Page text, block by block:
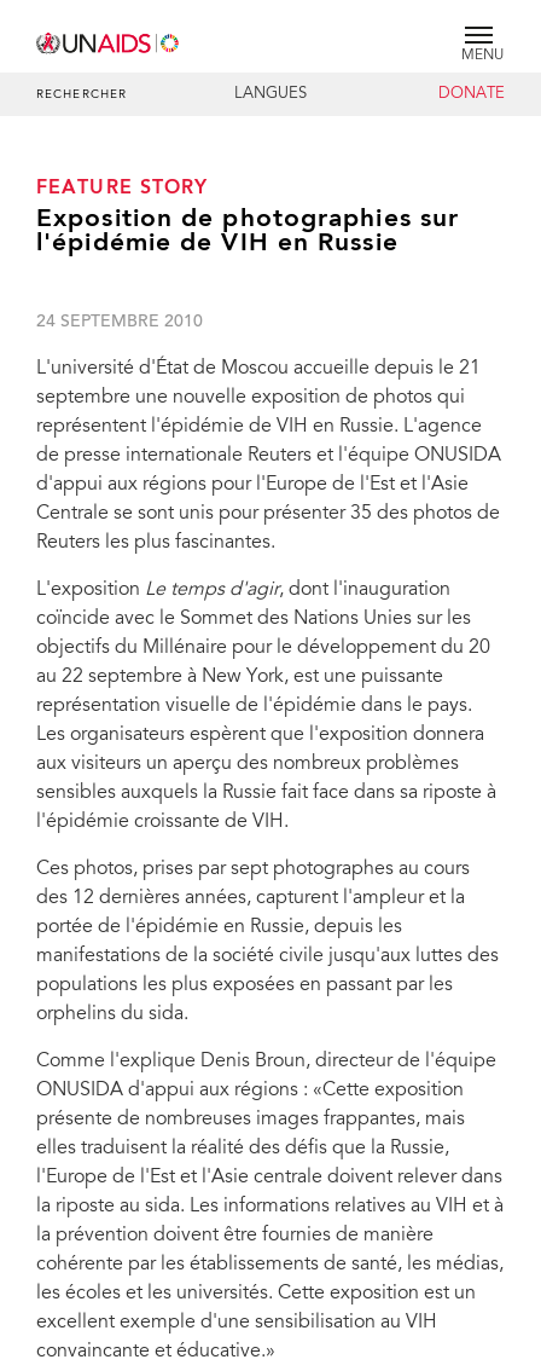
MENU
RECHERCHER LANGUES DONATE
FEATURE STORY
Exposition de photographies sur
l'épidémie de VIH en Russie
24 SEPTEMBRE 2010
L'université d'État de Moscou accueille depuis le 21
septembre une nouvelle exposition de photos qui
représentent l'épidémie de VIH en Russie. L'agence
de presse internationale Reuters et l'équipe ONUSIDA
d'appui aux régions pour l'Europe de l'Est et l'Asie
Centrale se sont unis pour présenter 35 des photos de
Reuters les plus fascinantes.
L'exposition Le temps d'agir, dont l'inauguration
coïncide avec le Sommet des Nations Unies sur les
objectifs du Millénaire pour le développement du 20
au 22 septembre à New York, est une puissante
représentation visuelle de l'épidémie dans le pays.
Les organisateurs espèrent que l'exposition donnera
aux visiteurs un aperçu des nombreux problèmes
sensibles auxquels la Russie fait face dans sa riposte à
l'épidémie croissante de VIH.
Ces photos, prises par sept photographes au cours
des 12 dernières années, capturent l'ampleur et la
portée de l'épidémie en Russie, depuis les
manifestations de la société civile jusqu'aux luttes des
populations les plus exposées en passant par les
orphelins du sida.
Comme l'explique Denis Broun, directeur de l'équipe
ONUSIDA d'appui aux régions : «Cette exposition
présente de nombreuses images frappantes, mais
elles traduisent la réalité des défis que la Russie,
l'Europe de l'Est et l'Asie centrale doivent relever dans
la riposte au sida. Les informations relatives au VIH et à
la prévention doivent être fournies de manière
cohérente par les établissements de santé, les médias,
les écoles et les universités. Cette exposition est un
excellent exemple d'une sensibilisation au VIH
convaincante et éducative.»